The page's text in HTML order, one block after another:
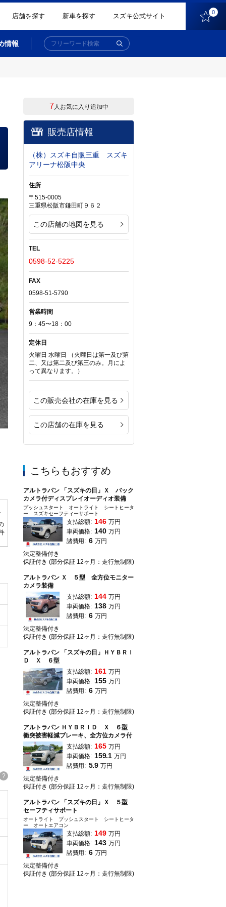
店舗を探す 新車を探す スズキ公式サイト 0
情報
?
7 人お気に入り追加中
販売店情報
（株）スズキ自販三重 スズキ
アリーナ松阪中央
住所
〒515-0005
三重県松阪市鎌田町９６２
この店舗の地図を見る
TEL
0598-52-5225
FAX
0598-51-5790
営業時間
9：45〜18：00
定休日
火曜日 水曜日 （火曜日は第一及び第
二、又は第二及び第三のみ。月によ
って異なります。）
この販売会社の在庫を見る
この店舗の在庫を見る
こちらもおすすめ
アルトラパン 「スズキの日」Ｘ バック
カメラ付ディスプレイオーディオ装備
プッシュスタート オートライト シートヒータ
ー スズキセーフティーサポート
支払総額: 146 万円
車両価格: 140 万円
諸費用: 6 万円
法定整備付き
保証付き (部分保証 12ヶ月：走行無制限)
アルトラパン Ｘ ５型 全方位モニター
カメラ装備
支払総額: 144 万円
車両価格: 138 万円
諸費用: 6 万円
法定整備付き
保証付き (部分保証 12ヶ月：走行無制限)
アルトラパン 「スズキの日」ＨＹＢＲＩ
Ｄ Ｘ ６型
支払総額: 161 万円
車両価格: 155 万円
諸費用: 6 万円
法定整備付き
保証付き (部分保証 12ヶ月：走行無制限)
アルトラパン ＨＹＢＲＩＤ Ｘ ６型
衝突被害軽減ブレーキ、全方位カメラ付
支払総額: 165 万円
車両価格: 159.1 万円
諸費用: 5.9 万円
法定整備付き
保証付き (部分保証 12ヶ月：走行無制限)
アルトラパン 「スズキの日」Ｘ ５型
セーフティサポート
オートライト プッシュスタート シートヒータ
ー オートエアコン
支払総額: 149 万円
車両価格: 143 万円
諸費用: 6 万円
法定整備付き
保証付き (部分保証 12ヶ月：走行無制限)